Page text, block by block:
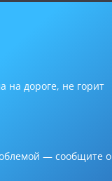
на дороге, не горит
— сообщите о